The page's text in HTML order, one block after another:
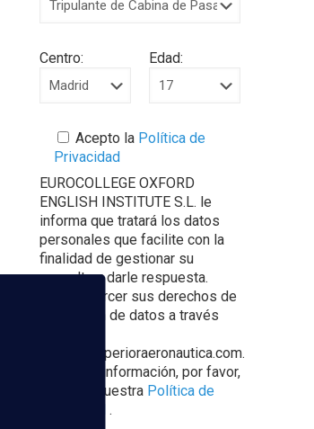
Centro: Edad:
Acepto laPolítica de
Privacidad
EUROCOLLEGE OXFORD
ENGLISH INSTITUTE S.L. le
informa que tratará los datos
personales que facilite con la
finalidad de gestionar su
consulta y darle respuesta.
Puede ejercer sus derechos de
protección de datos a través
escuelasuperioraeronautica.com.
Para más información, por favor,
consulte nuestra Política de
.